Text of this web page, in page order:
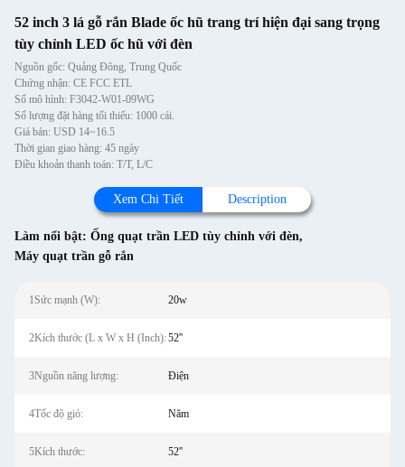
52 inch 3 lá gỗ rắn Blade ốc hũ trang trí hiện đại sang trọng
tùy chỉnh LED ốc hũ với đèn
Nguồn gốc: Quảng Đông, Trung Quốc
Chứng nhận: CE FCC ETL
Số mô hình: F3042-W01-09WG
Số lượng đặt hàng tối thiểu: 1000 cái.
Giá bán: USD 14~16.5
Thời gian giao hàng: 45 ngày
Điều khoản thanh toán: T/T, L/C
Xem Chi Tiết Description
Làm nổi bật: Ống quạt trần LED tùy chỉnh với đèn,
Máy quạt trần gỗ rắn
1Sức mạnh (W): 20w
2Kích thước (L x W x H (Inch):52''
3Nguồn năng lượng: Điện
4Tốc độ gió: Năm
5Kích thước: 52''